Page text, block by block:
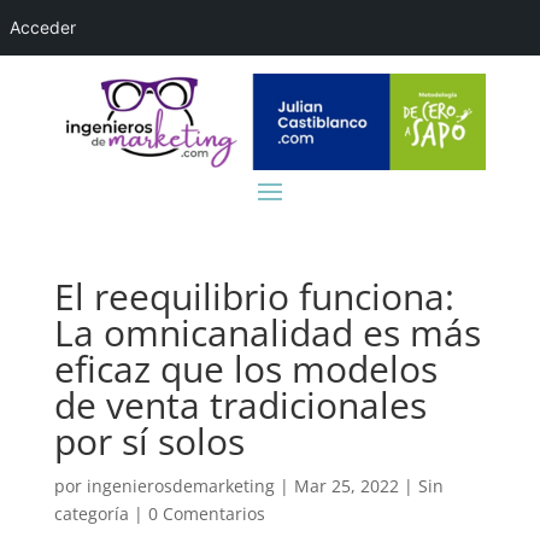
El reequilibrio funciona:
La omnicanalidad es más
eficaz que los modelos
de venta tradicionales
por sí solos
por ingenierosdemarketing| Mar 25, 2022 | Sin
categoría | 0 Comentarios
Acceder